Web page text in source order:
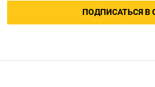
ПОДПИСАТЬСЯ В